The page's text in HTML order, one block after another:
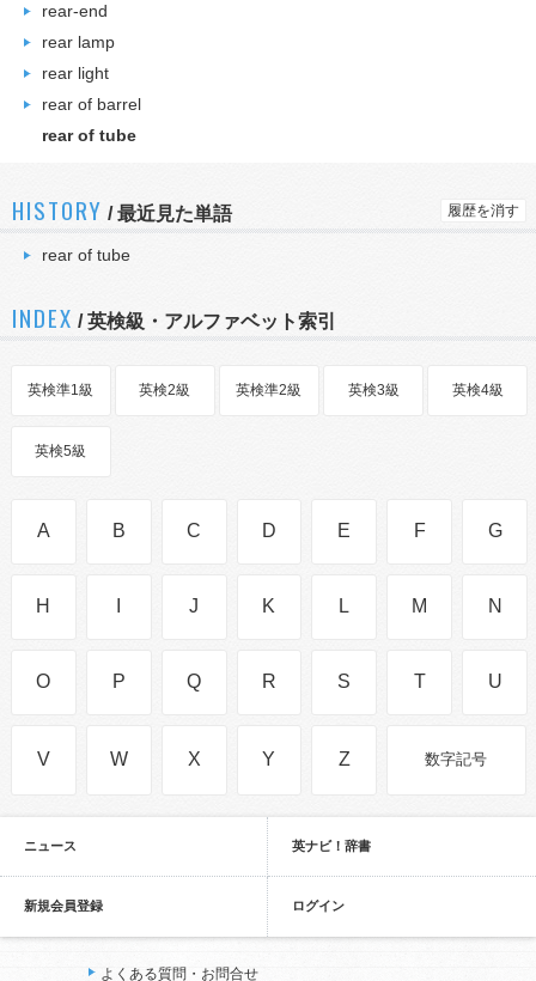
rear-end
rear lamp
rear light
rear of barrel
rear of tube
HISTORY /最近見た単語 履歴を消す
rear of tube
INDEX / 英検級・アルファベット索引
英検準1級 英検2級 英検準2級 英検3級 英検4級
英検5級
A B C D E F G
H J K L M N
O P Q R S T U
V W X Y Z 数字記号
ニュース 英ナビ！辞書
新規会員登録 ログイン
よくある質問・お問合せ